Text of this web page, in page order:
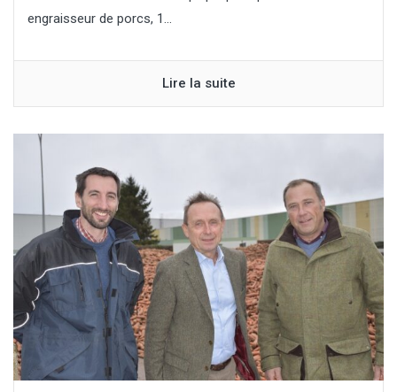
engraisseur de porcs, 1...
Lire la suite